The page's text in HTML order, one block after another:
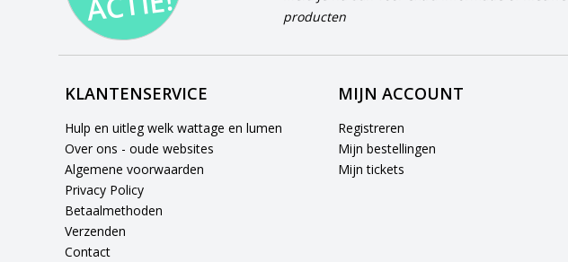
producten
KLANTENSERVICE
Hulp en uitleg welk wattage en lumen
Over ons - oude websites
Algemene voorwaarden
Privacy Policy
Betaalmethoden
Verzenden
Contact
MIJN ACCOUNT
Registreren
Mijn bestellingen
Mijn tickets